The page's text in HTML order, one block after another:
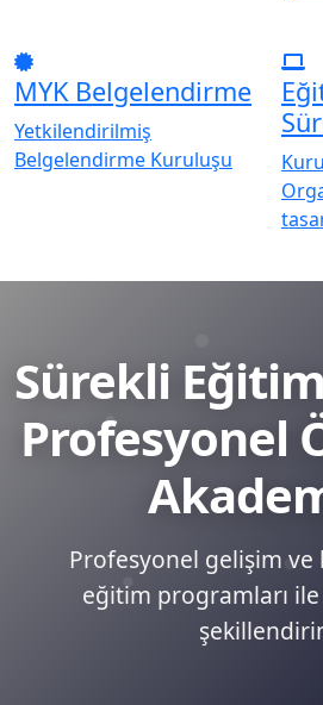
MYK Belgelendirme
Yetkilendirilmiş
Belgelendirme Kuruluşu
Sürekli
Profesyonel
Profesyonel gelişim ve
eğitim programları